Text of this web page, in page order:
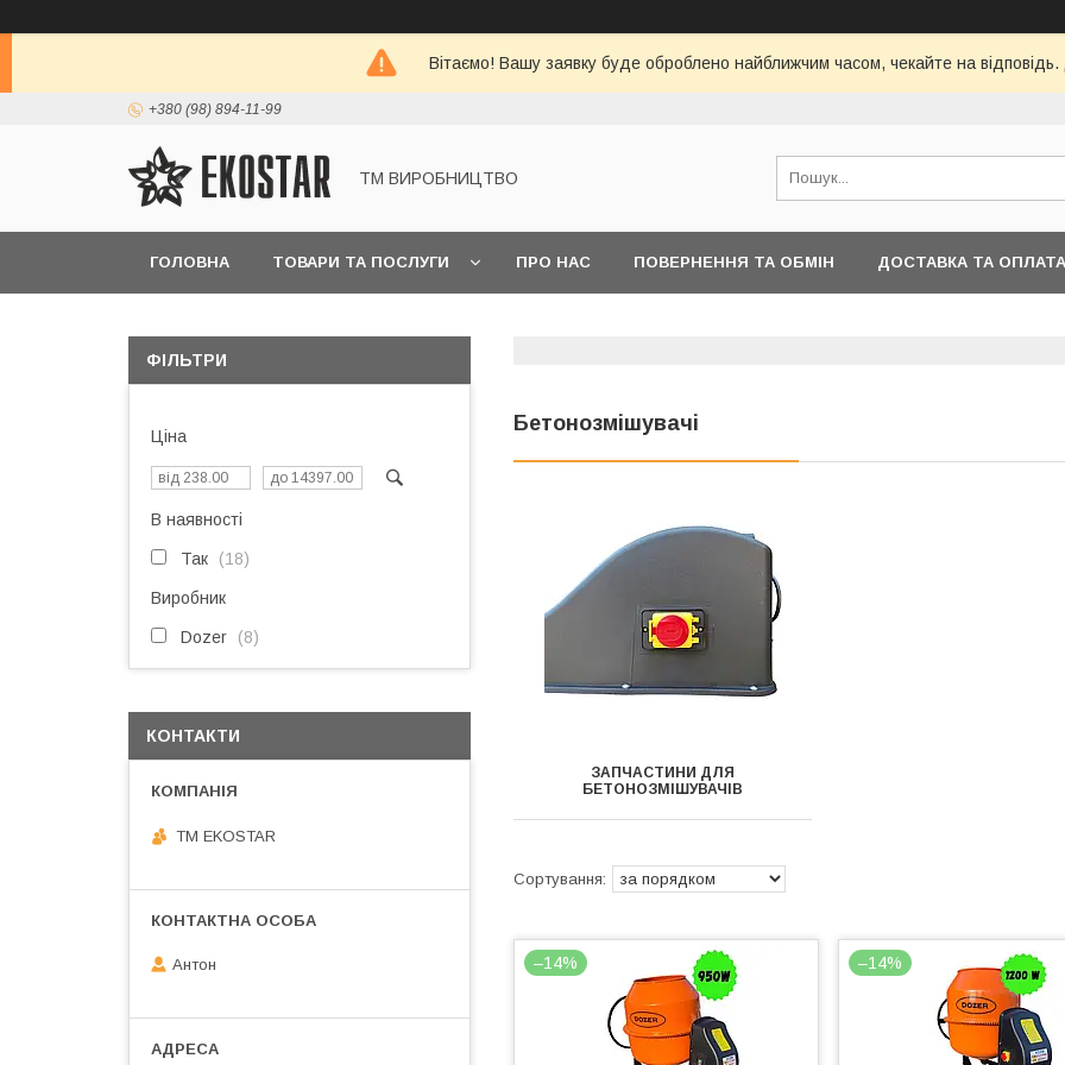
Вітаємо! Вашу заявку буде оброблено найближчим часом, чекайте на
+380 (98) 894-11-99
ТМ ВИРОБНИЦТВО
ГОЛОВНА ТОВАРИ ТА ПОСЛУГИ ПРО НАС ПОВЕРНЕННЯ ТА ОБМІН ДОСТАВКА ТА ОПЛАТА
Бетонозмішувачі
ЗАПЧАСТИНИ ДЛЯ
БЕТОНОЗМІШУВАЧІВ
–14% –14%
ФІЛЬТРИ
Ціна
В наявності
Так 18
Виробник
Dozer 8
КОНТАКТИ
ТМ EKOSTAR
Антон